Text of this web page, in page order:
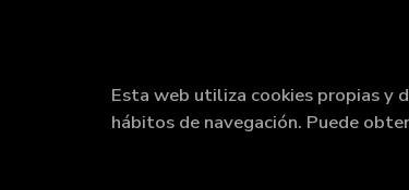
Esta web utiliza cookies propias y
hábitos de navegación. Puede